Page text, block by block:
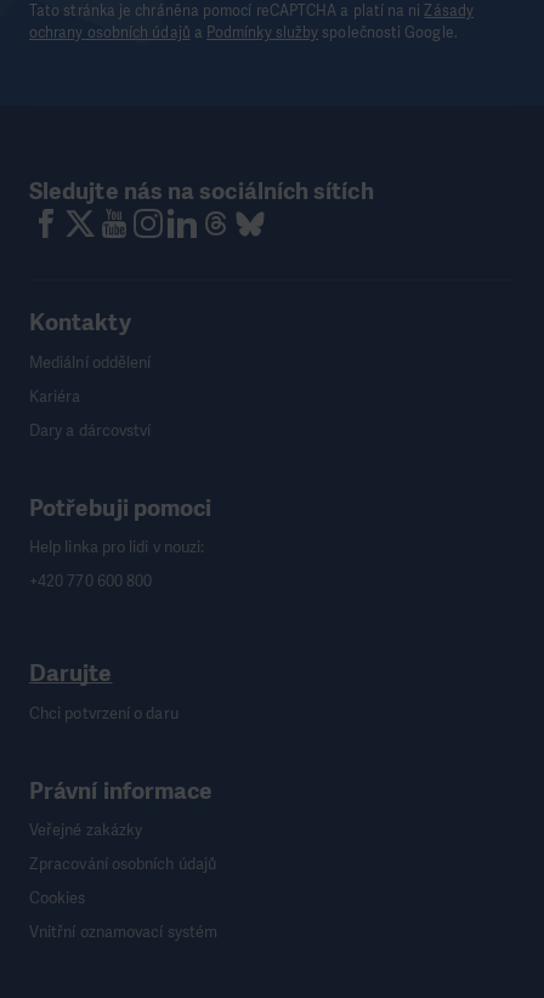
Tato stránka je chráněna pomocí reCAPTCHA a platí na niZásady
ochrany osobních údajů a Podmínky služby společnosti Google.
Sledujte nás na sociálních sítích
Kontakty
Mediální oddělení
Kariéra
Dary a dárcovství
Potřebuji pomoci
Help linka pro lidi v nouzi:
+420 770 600 800
Darujte
Chci potvrzení o daru
Právní informace
Veřejné zakázky
Zpracování osobních údajů
Cookies
Vnitřní oznamovací systém